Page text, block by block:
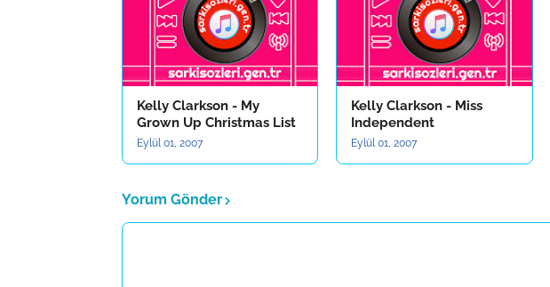
Kelly Clarkson - My
Grown Up Christmas List
Eylül 01, 2007
Kelly Clarkson - Miss
Independent
Eylül 01, 2007
Yorum Gönder